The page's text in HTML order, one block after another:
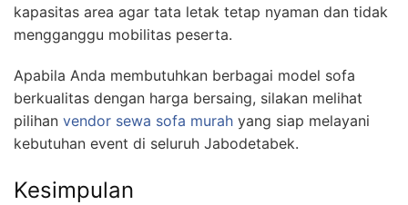
kapasitas area agar tata letak tetap nyaman dan tidak
mengganggu mobilitas peserta.
Apabila Anda membutuhkan berbagai model sofa
berkualitas dengan harga bersaing, silakan melihat
pilihan vendor sewa sofa murah yang siap melayani
kebutuhan event di seluruh Jabodetabek.
Kesimpulan